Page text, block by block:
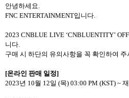
안녕하세요.
FNC ENTERTAINMENT입니다.
2023 CNBLUE LIVE ‘CNBLUENTITY’
니다.
구매 시 하단의 유의사항을 꼭 확인하여
[온라인 판매 일정]
2023년 10월 12일 (목) 03:00 PM (KST) ~